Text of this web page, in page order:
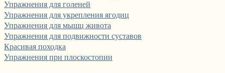
Упражнения для голеней
Упражнения для укрепления ягодиц
Упражнения для мышц живота
Упражнения для подвижности суставов
Красивая походка
Упражнения при плоскостопии